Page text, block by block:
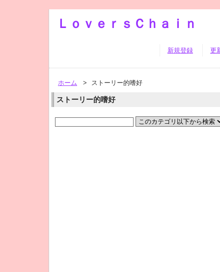
ＬｏｖｅｒｓＣｈａｉｎ
新規登録 更
ホーム > ストーリー的嗜好
ストーリー的嗜好